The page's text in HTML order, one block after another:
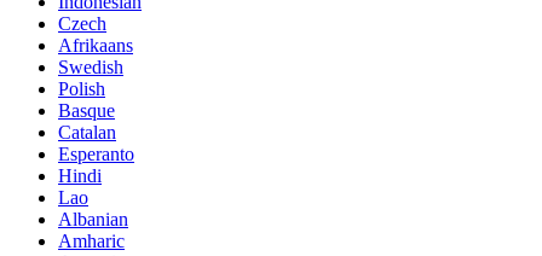
Czech
Afrikaans
Swedish
Polish
Basque
Catalan
Esperanto
Hindi
Lao
Albanian
Amharic